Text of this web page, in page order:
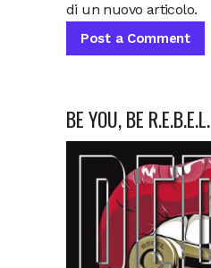
di un nuovo articolo.
BE YOU, BE R.E.B.E.L.